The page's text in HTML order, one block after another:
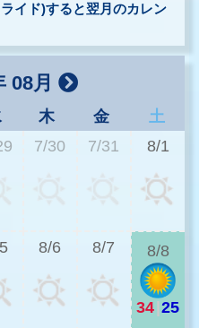
イド)すると翌月のカレン
08月
木 金
土
7/30 7/31 8/1
8/6 8/7 8/8
34 25